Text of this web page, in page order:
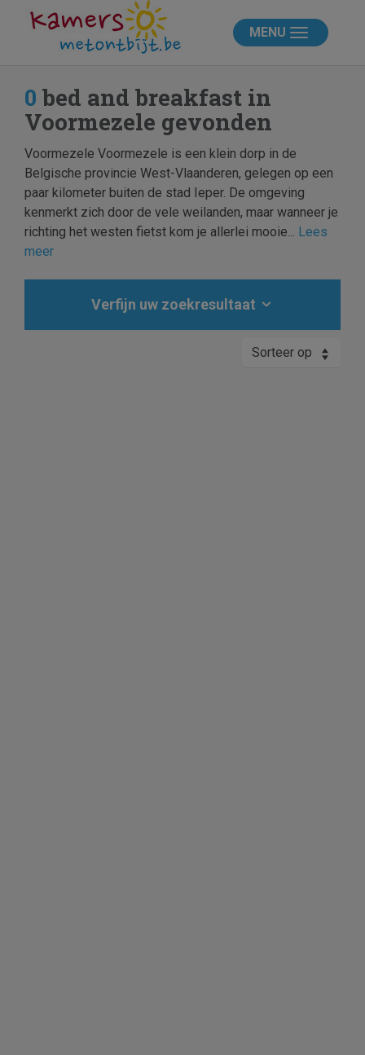
MENU
0 bed and breakfast in
Voormezele gevonden
Voormezele Voormezele is een klein dorp in de
Belgische provincie West-Vlaanderen, gelegen op een
paar kilometer buiten de stad Ieper. De omgeving
kenmerkt zich door de vele weilanden, maar wanneer je
richting het westen fietst kom je allerlei mooie... Lees
meer
Verfijn uw zoekresultaat
Sorteer op